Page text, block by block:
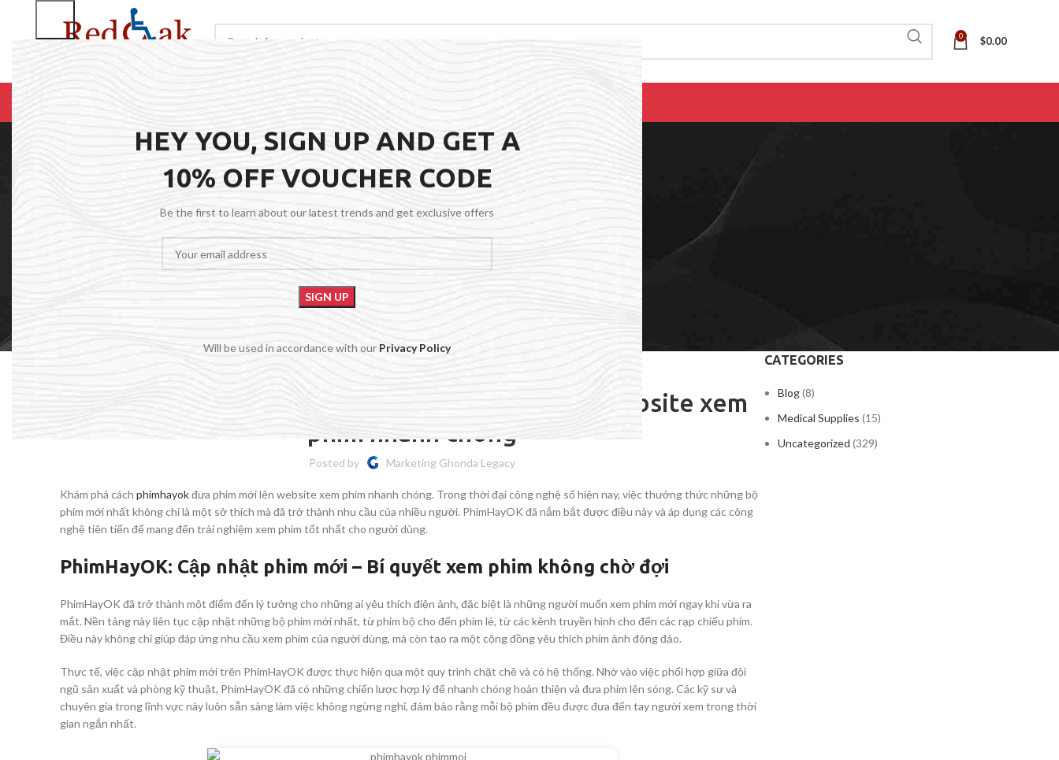
HEY YOU, SIGN UP AND GET A
10% OFF VOUCHER CODE
Be the first to learn about our latest trends and get exclusive offers
Will be used in accordance with our Privacy Policy
0 $0.00
BROWSE CATEGORIES REPAIRS
ACCESSORIES
(AIDS
FOR
DAILY
ABOUT US
ACCESSORIES
(HOSP BED)
Blog
Khám phá cách PhimHayOK đưa phim mới lên website xem
phim nhanh chóng
Posted by Marketing Ghonda Legacy
Khám phá cách phimhayokđưa phim mới lên website xem phim nhanh chóng. Trong thời đại công nghệ số hiện nay, việc thưởng thức những bộ
phim mới nhất không chỉ là một sở thích mà đã trở thành nhu cầu của nhiều người. PhimHayOK đã nắm bắt được điều này và áp dụng các công
nghệ tiên tiến để mang đến trải nghiệm xem phim tốt nhất cho người dùng.
PhimHayOK: Cập nhật phim mới – Bí quyết xem phim không chờ đợi
PhimHayOK đã trở thành một điểm đến lý tưởng cho những ai yêu thích điện ảnh, đặc biệt là những người muốn xem phim mới ngay khi vừa ra
mắt. Nền tảng này liên tục cập nhật những bộ phim mới nhất, từ phim bộ cho đến phim lẻ, từ các kênh truyền hình cho đến các rạp chiếu phim.
Điều này không chỉ giúp đáp ứng nhu cầu xem phim của người dùng, mà còn tạo ra một cộng đồng yêu thích phim ảnh đông đảo.
Thực tế, việc cập nhật phim mới trên PhimHayOK được thực hiện qua một quy trình chặt chẽ và có hệ thống. Nhờ vào việc phối hợp giữa đội
ngũ sản xuất và phòng kỹ thuật, PhimHayOK đã có những chiến lược hợp lý để nhanh chóng hoàn thiện và đưa phim lên sóng. Các kỹ sư và
chuyên gia trong lĩnh vực này luôn sẵn sàng làm việc không ngừng nghỉ, đảm bảo rằng mỗi bộ phim đều được đưa đến tay người xem trong thời
gian ngắn nhất.
CATEGORIES
Blog(8)
Medical Supplies (15)
Uncategorized (329)